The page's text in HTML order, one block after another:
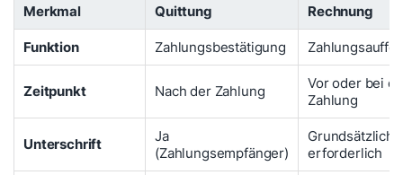
Merkmal Quittung
Rechnung
Funktion
Zahlungsbestätigung
Zeitpunkt Nach der Zahlung
Vor oder bei
Zahlung
Unterschrift
Ja
(Zahlungsempfänger)
Grundsätzlich
erforderlich